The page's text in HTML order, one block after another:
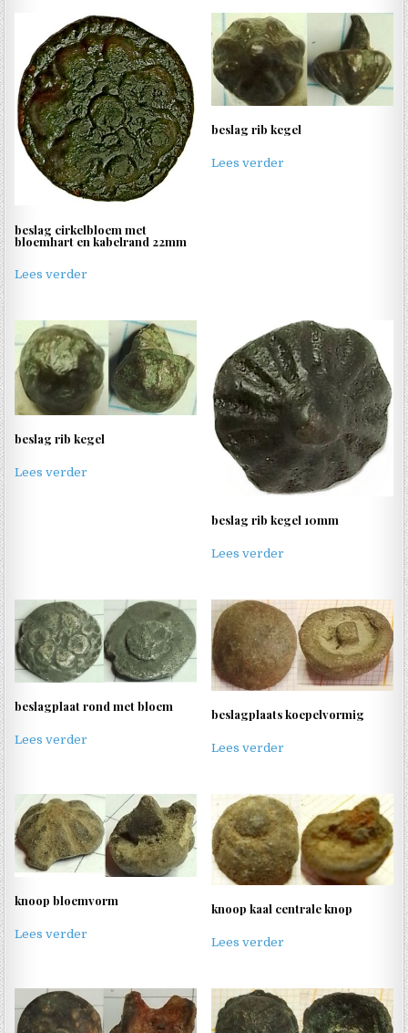
beslag cirkelbloem met
bloemhart en kabelrand 22mm
Lees verder
beslag rib kegel
Lees verder
beslag rib kegel
Lees verder
beslag rib kegel 10mm
Lees verder
beslagplaat rond met bloem
Lees verder
beslagplaats koepelvormig
Lees verder
knoop bloemvorm
Lees verder
knoop kaal centrale knop
Lees verder